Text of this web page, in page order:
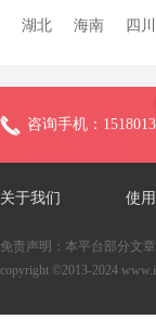
湖北 海南 四川
咨询手机：
关于我们 使
免责声明：本平台部分文
copyright ©2013-2024